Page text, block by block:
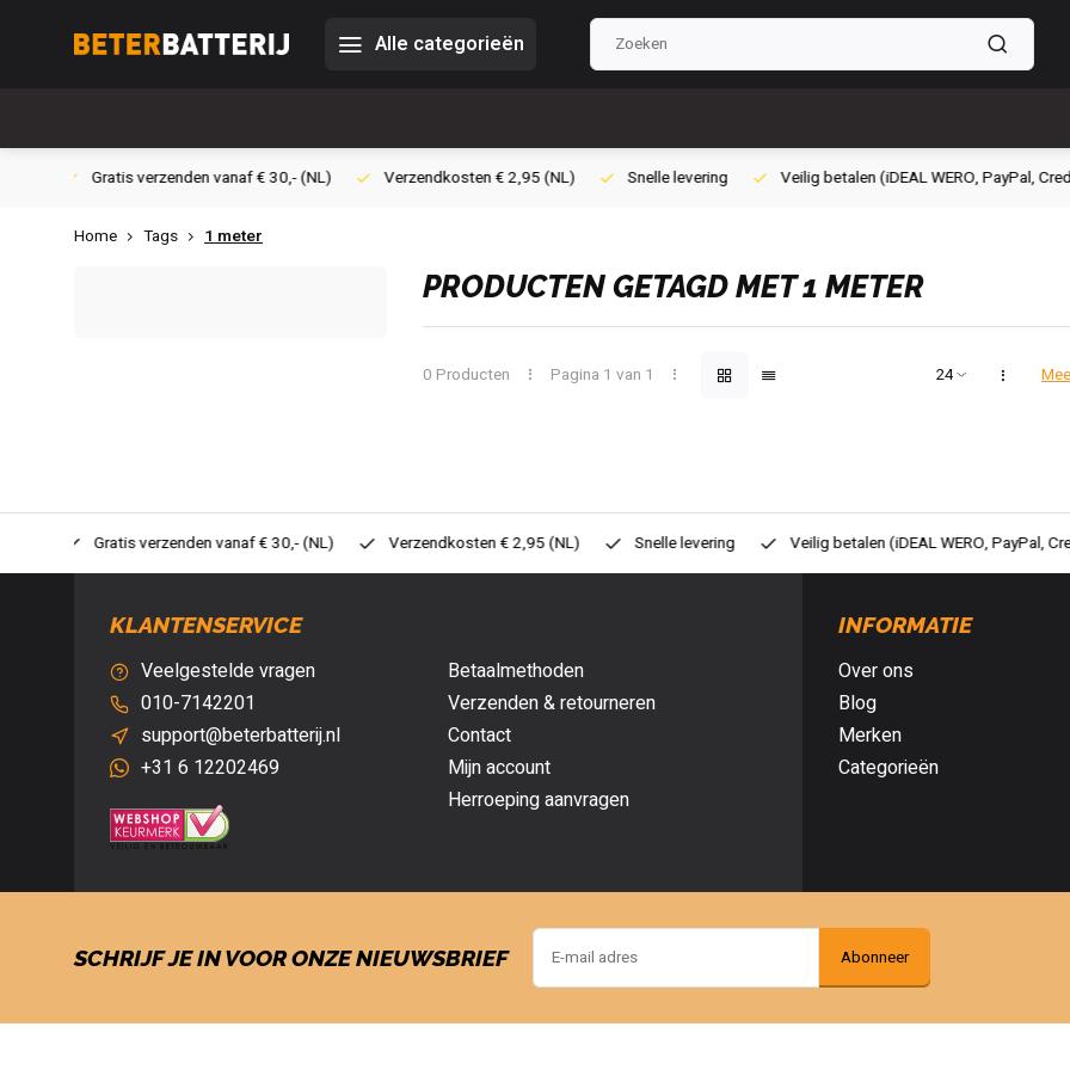
Alle categorieën
Verzendkosten € 2,95 (NL) Snelle levering Veilig betalen (iDEAL WERO, PayPal, Credit card of Achteraf betalen)
Home Tags 1 meter
PRODUCTEN GETAGD MET 1 METER
0 Producten Pagina 1 van 1
Verzendkosten € 2,95 (NL) Snelle levering Veilig betalen (iDEAL WERO, PayPal, Credit card of Achteraf betalen)
KLANTENSERVICE
Veelgestelde vragen
010-7142201
support@beterbatterij.nl
+31 6 12202469
Betaalmethoden
Verzenden & retourneren
Contact
Mijn account
Herroeping aanvragen
INFORMATIE
Over ons
Blog
Merken
Categorieën
SCHRIJF JE IN VOOR ONZE NIEUWSBRIEF Abonneer